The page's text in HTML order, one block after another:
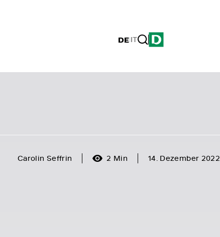
DE|IT
Carolin Seffrin 2 Min 14. Dezember 2022